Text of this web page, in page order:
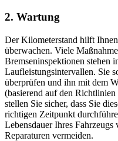
2. Wartung
Der Kilometerstand hilft
überwachen. Viele
Bremseninspektionen stehen
Laufleistungsintervallen. Sie
überprüfen und ihn mit dem
(basierend auf den
stellen Sie sicher, dass Sie
richtigen Zeitpunkt
Lebensdauer Ihres
Reparaturen vermeiden.